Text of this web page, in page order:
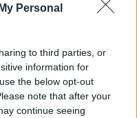
Personal
to third parties, or
information for
the below opt-out
note that after your
continue seeing
me të kuq dhe